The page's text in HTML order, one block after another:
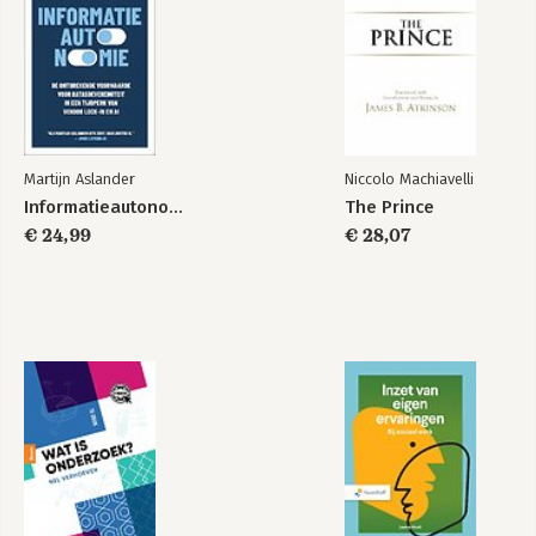
Martijn Aslander
Informatieautonomie
€ 24,99
Niccolo Machiavelli
The Prince
€ 28,07